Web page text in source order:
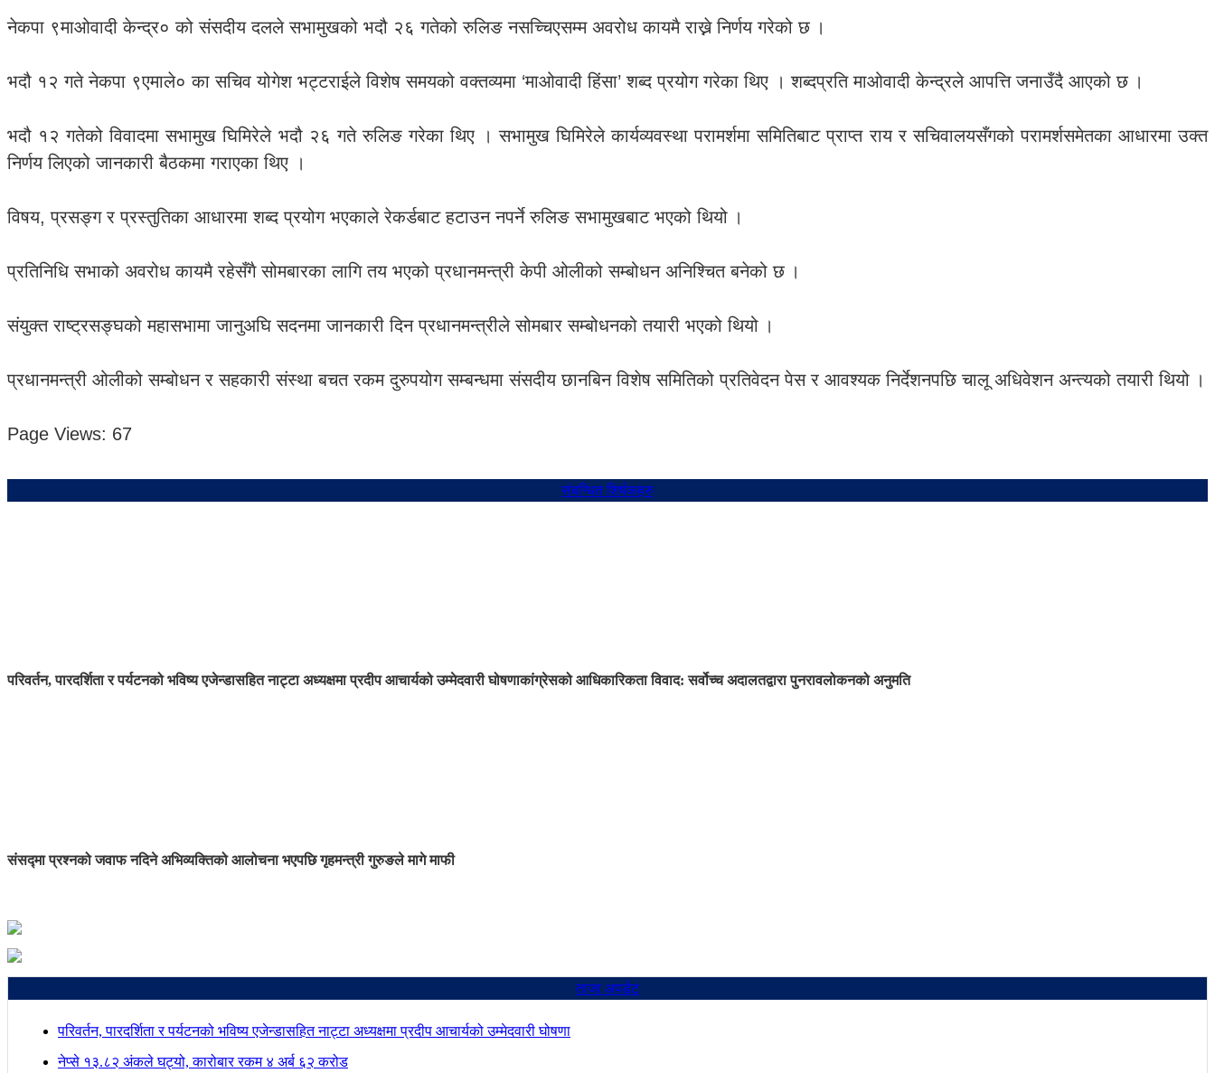
नेकपा ९माओवादी केन्द्र० को संसदीय दलले सभामुखको भदौ २६ गतेको रुलिङ नसच्चिएसम्म अवरोध कायमै राख्ने निर्णय गरेको छ ।
भदौ १२ गते नेकपा ९एमाले० का सचिव योगेश भट्टराईले विशेष समयको वक्तव्यमा ‘माओवादी हिंसा’ शब्द प्रयोग गरेका थिए । शब्दप्रति माओवादी केन्द्रले आपत्ति जनाउँदै आएको छ ।
भदौ १२ गतेको विवादमा सभामुख घिमिरेले भदौ २६ गते रुलिङ गरेका थिए । सभामुख घिमिरेले कार्यव्यवस्था परामर्शमा समितिबाट प्राप्त राय र सचिवालयसँगको परामर्शसमेतका आधारमा उक्त
निर्णय लिएको जानकारी बैठकमा गराएका थिए ।
विषय, प्रसङ्ग र प्रस्तुतिका आधारमा शब्द प्रयोग भएकाले रेकर्डबाट हटाउन नपर्ने रुलिङ सभामुखबाट भएको थियो ।
प्रतिनिधि सभाको अवरोध कायमै रहेसँगै सोमबारका लागि तय भएको प्रधानमन्त्री केपी ओलीको सम्बोधन अनिश्चित बनेको छ ।
संयुक्त राष्ट्रसङ्घको महासभामा जानुअघि सदनमा जानकारी दिन प्रधानमन्त्रीले सोमबार सम्बोधनको तयारी भएको थियो ।
प्रधानमन्त्री ओलीको सम्बोधन र सहकारी संस्था बचत रकम दुरुपयोग सम्बन्धमा संसदीय छानबिन विशेष समितिको प्रतिवेदन पेस र आवश्यक निर्देशनपछि चालू अधिवेशन अन्त्यको तयारी थियो ।
Page Views: 67
संबन्धित शिर्षकहरु
परिवर्तन, पारदर्शिता र पर्यटनको भविष्य एजेन्डासहित नाट्टा अध्यक्षमा प्रदीप आचार्यको उम्मेदवारी घोषणाकांग्रेसको आधिकारिकता विवाद: सर्वोच्च अदालतद्वारा पुनरावलोकनको अनुमति
संसद्मा प्रश्नको जवाफ नदिने अभिव्यक्तिको आलोचना भएपछि गृहमन्त्री गुरुङले मागे माफी
ताजा अपडेट
परिवर्तन, पारदर्शिता र पर्यटनको भविष्य एजेन्डासहित नाट्टा अध्यक्षमा प्रदीप आचार्यको उम्मेदवारी घोषणा
नेप्से १३.८२ अंकले घट्यो, कारोबार रकम ४ अर्ब ६२ करोड